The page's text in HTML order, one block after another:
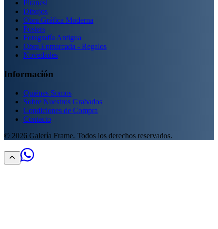
Piranesi
Dibujos
Obra Gráfica Moderna
Posters
Fotografía Antigua
Obra Enmarcada - Regalos
Novedades
Información
Quiénes Somos
Sobre Nuestros Grabados
Condiciones de Compra
Contacto
© 2026 Galería Frame. Todos los derechos reservados.